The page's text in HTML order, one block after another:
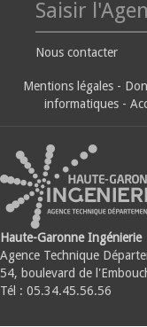
Saisir
Nous contacter
Mentions légales -
informatiques -
Haute-Garonne Ingénierie
Agence Technique
54, boulevard de
Tél : 05.34.45.56.56